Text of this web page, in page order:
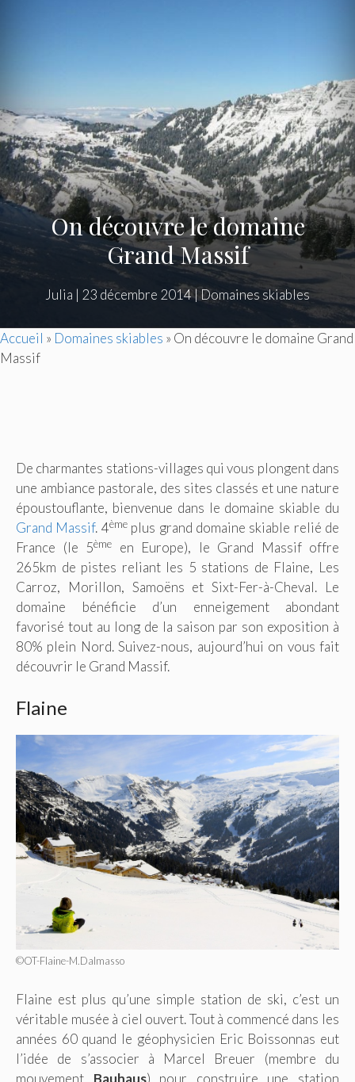
On découvre le domaine
Grand Massif
Julia | 23 décembre 2014|Domaines skiables
Accueil » Domaines skiables » On découvre le domaine Grand
Massif
De charmantes stations-villages qui vous plongent dans
une ambiance pastorale, des sites classés et une nature
époustouflante, bienvenue dans le domaine skiable du
Grand Massif. 4èmeplus grand domaine skiable relié de
France (le 5ème
en Europe), le Grand Massif offre
265km de pistes reliant les 5 stations de Flaine, Les
Carroz, Morillon, Samoëns et Sixt-Fer-à-Cheval. Le
domaine bénéficie d’un enneigement abondant
favorisé tout au long de la saison par son exposition à
80% plein Nord. Suivez-nous, aujourd’hui on vous fait
découvrir le Grand Massif.
Flaine
©OT-Flaine-M.Dalmasso
Flaine est plus qu’une simple station de ski, c’est un
véritable musée à ciel ouvert. Tout à commencé dans les
années 60 quand le géophysicien Eric Boissonnas eut
l’idée de s’associer à Marcel Breuer (membre du
mouvement Bauhaus) pour construire une station